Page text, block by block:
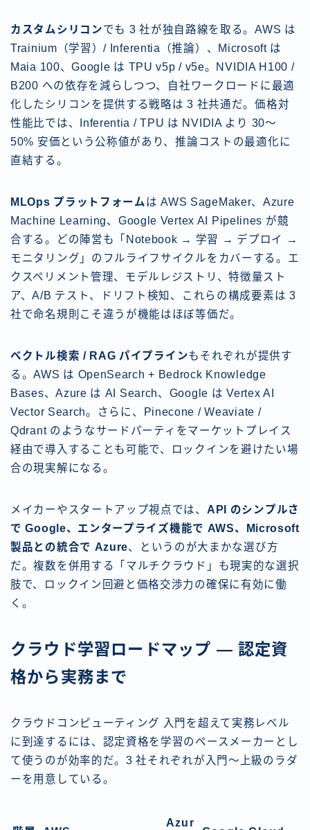
カスタムシリコンでも 3 社が独自路線を取る。AWS は
Trainium（学習）/ Inferentia（推論）、Microsoft は
Maia 100、Google は TPU v5p / v5e。NVIDIA H100 /
B200 への依存を減らしつつ、自社ワークロードに最適
化したシリコンを提供する戦略は 3 社共通だ。価格対
性能比では、Inferentia / TPU は NVIDIA より 30〜
50% 安価という公称値があり、推論コストの最適化に
直結する。
MLOps プラットフォームは AWS SageMaker、Azure
Machine Learning、Google Vertex AI Pipelines が競
合する。どの陣営も「Notebook → 学習 → デプロイ →
モニタリング」のフルライフサイクルをカバーする。エ
クスペリメント管理、モデルレジストリ、特徴量スト
ア、A/B テスト、ドリフト検知、これらの構成要素は 3
社で命名規則こそ違うが機能はほぼ等価だ。
ベクトル検索 / RAG パイプラインもそれぞれが提供す
る。AWS は OpenSearch + Bedrock Knowledge
Bases、Azure は AI Search、Google は Vertex AI
Vector Search。さらに、Pinecone / Weaviate /
Qdrant のようなサードパーティをマーケットプレイス
経由で導入することも可能で、ロックインを避けたい場
合の現実解になる。
メイカーやスタートアップ視点では、 API のシンプルさ
で Google、エンタープライズ機能で AWS、Microsoft
製品との統合で Azure、というのが大まかな選び方
だ。複数を併用する「マルチクラウド」も現実的な選択
肢で、ロックイン回避と価格交渉力の確保に有効に働
く。
クラウド学習ロードマップ — 認定資
格から実務まで
クラウドコンピューティング 入門を超えて実務レベル
に到達するには、認定資格を学習のペースメーカーとし
て使うのが効率的だ。3 社それぞれが入門〜上級のラダ
ーを用意している。
Azur